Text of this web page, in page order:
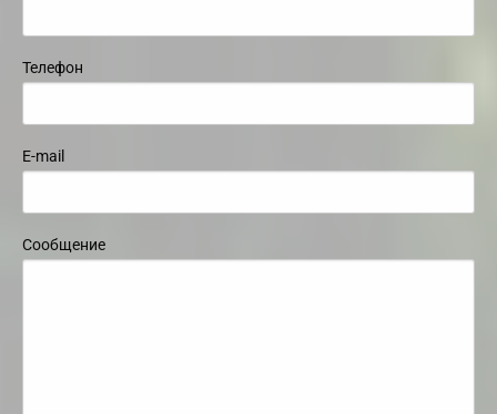
Телефон
E-mail
Сообщение